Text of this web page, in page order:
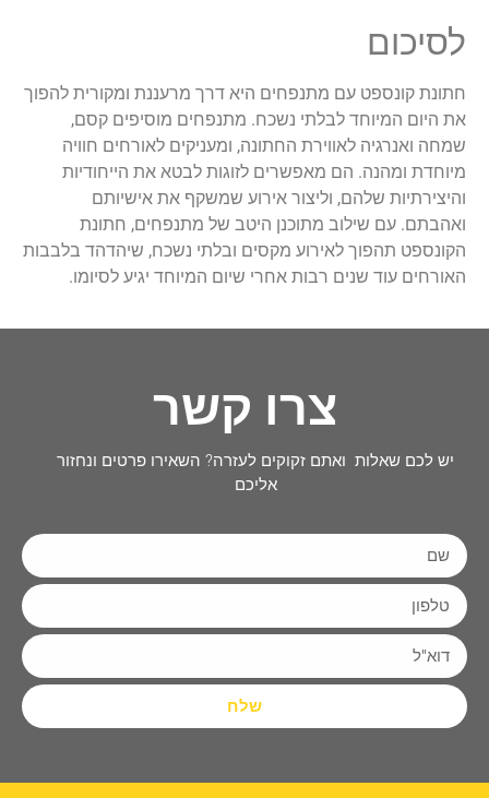
לסיכום
חתונת קונספט עם מתנפחים היא דרך מרעננת ומקורית להפוך
את היום המיוחד לבלתי נשכח. מתנפחים מוסיפים קסם,
שמחה ואנרגיה לאווירת החתונה, ומעניקים לאורחים חוויה
מיוחדת ומהנה. הם מאפשרים לזוגות לבטא את הייחודיות
והיצירתיות שלהם, וליצור אירוע שמשקף את אישיותם
ואהבתם. עם שילוב מתוכנן היטב של מתנפחים, חתונת
הקונספט תהפוך לאירוע מקסים ובלתי נשכח, שיהדהד בלבבות
האורחים עוד שנים רבות אחרי שיום המיוחד יגיע לסיומו.
צרו קשר
יש לכם שאלות ואתם זקוקים לעזרה? השאירו פרטים ונחזור
אליכם
שלח